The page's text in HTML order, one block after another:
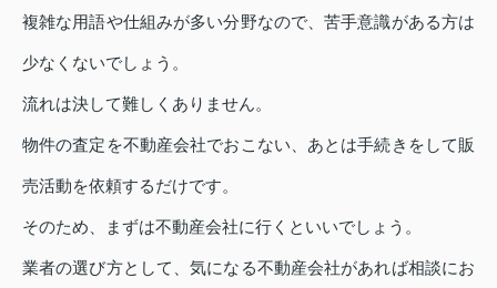
複雑な用語や仕組みが多い分野なので、苦手意識がある方は
少なくないでしょう。
流れは決して難しくありません。
物件の査定を不動産会社でおこない、あとは手続きをして販
売活動を依頼するだけです。
そのため、まずは不動産会社に行くといいでしょう。
業者の選び方として、気になる不動産会社があれば相談にお